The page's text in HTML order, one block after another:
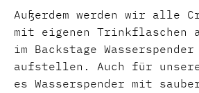
Außerdem werden wir alle
mit eigenen Trinkflaschen
im Backstage Wasserspender
aufstellen. Auch für
es Wasserspender mit